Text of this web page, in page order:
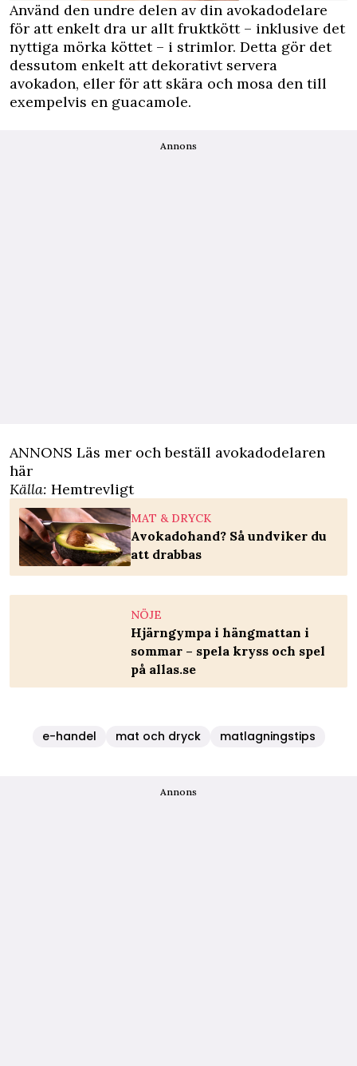
Använd den undre delen av din avokadodelare
för att enkelt dra ur allt fruktkött – inklusive det
nyttiga mörka köttet – i strimlor. Detta gör det
dessutom enkelt att dekorativt servera
avokadon, eller för att skära och mosa den till
exempelvis en guacamole.
Annons
ANNONS Läs mer och beställ avokadodelaren
här
Källa: Hemtrevligt
MAT & DRYCK
Avokadohand? Så undviker du
att drabbas
NÖJE
Hjärngympa i hängmattan i
sommar – spela kryss och spel
på allas.se
e-handel mat och dryck matlagningstips
Annons